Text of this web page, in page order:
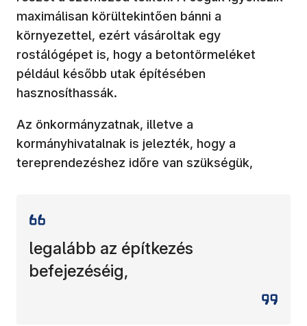
maximálisan körültekintően bánni a
környezettel, ezért vásároltak egy
rostálógépet is, hogy a betontörmeléket
például később utak építésében
hasznosíthassák.
Az önkormányzatnak, illetve a
kormányhivatalnak is jelezték, hogy a
tereprendezéshez időre van szükségük,
legalább az építkezés
befejezéséig,